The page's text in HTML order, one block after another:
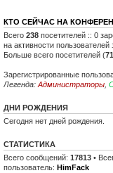
КТО СЕЙЧАС НА
Всего 238 посетителей :: 0
на активности
Больше всего посетителей (
Зарегистрированные
Легенда: Администраторы
ДНИ РОЖДЕНИЯ
Сегодня нет дней рождения.
СТАТИСТИКА
Всего сообщений: 17813 •
пользователь: HimFack